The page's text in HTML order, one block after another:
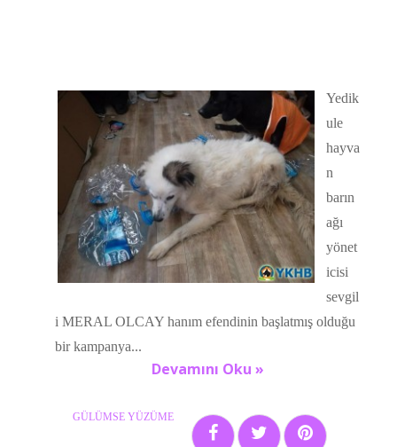
Yedik
ule
hayva
n
barın
ağı
yönet
icisi
sevgil
i MERAL OLCAY hanım efendinin başlatmış olduğu
bir kampanya...
Devamını Oku »
GÜLÜMSE YÜZÜME